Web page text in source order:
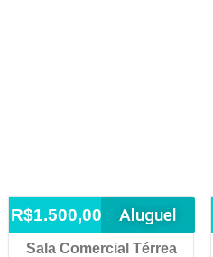
R$1.500,00 Aluguel
Sala Comercial Térrea